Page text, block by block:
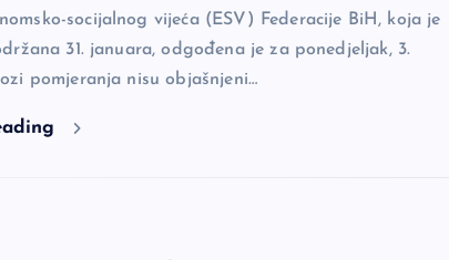
socijalnog vijeća (ESV) Federacije BiH, koja je
31. januara, odgođena je za ponedjeljak, 3.
pomjeranja nisu objašnjeni…